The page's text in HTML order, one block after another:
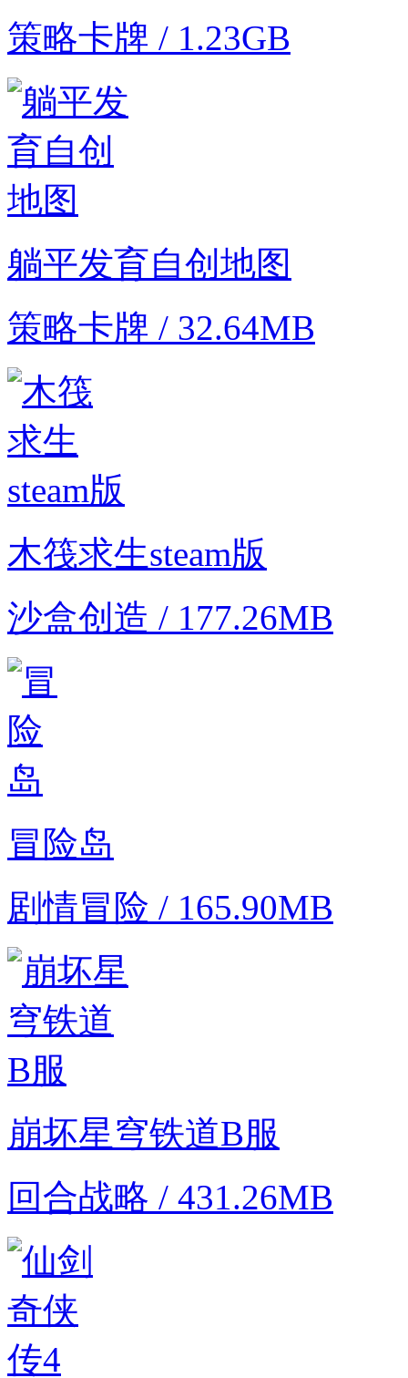
策略卡牌 / 1.23GB
躺平发育自创地图
策略卡牌 / 32.64MB
木筏求生steam版
沙盒创造 / 177.26MB
冒险岛
剧情冒险 / 165.90MB
崩坏星穹铁道B服
回合战略 / 431.26MB